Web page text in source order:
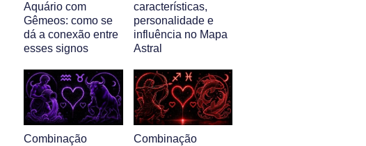
Aquário com
Gêmeos: como se
dá a conexão entre
esses signos
características,
personalidade e
influência no Mapa
Astral
Combinação
Combinação